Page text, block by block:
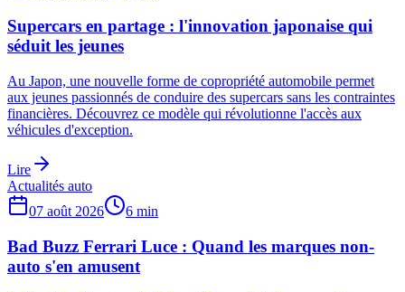
Supercars en partage : l'innovation japonaise qui
séduit les jeunes
Au Japon, une nouvelle forme de copropriété automobile permet
aux jeunes passionnés de conduire des supercars sans les contraintes
financières. Découvrez ce modèle qui révolutionne l'accès aux
véhicules d'exception.
Lire
Actualités auto
07 août 2026
6 min
Bad Buzz Ferrari Luce : Quand les marques non-
auto s'en amusent